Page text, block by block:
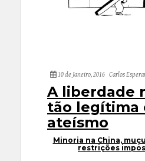
10 de Janeiro, 2016 Carlos
A liberdade
tão legítima
ateísmo
Minoria na China,
restrições